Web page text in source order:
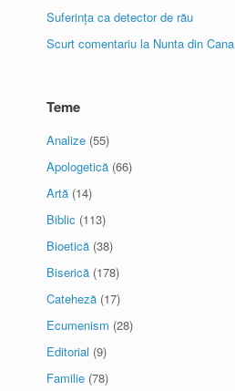
Suferința ca detector de rău
Scurt comentariu la Nunta din Cana
Teme
Analize (55)
Apologetică (66)
Artă (14)
Biblic (113)
Bioetică (38)
Biserică (178)
Cateheză (17)
Ecumenism (28)
Editorial (9)
Familie (78)